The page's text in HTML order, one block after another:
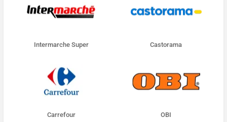
Intermarche Super Castorama
Carrefour OBI